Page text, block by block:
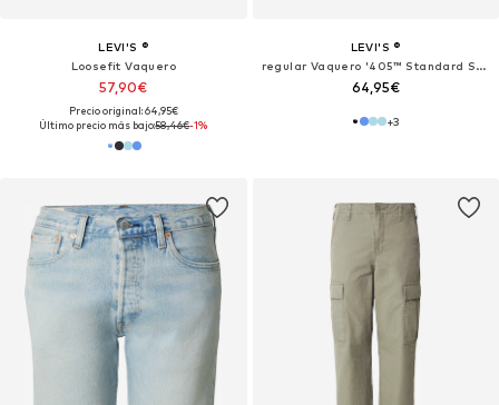
LEVI'S ®
Loosefit Vaquero
57,90€
Precio original: 64,95€
Último precio más bajo:58,46€-1%
LEVI'S ®
regular Vaquero '405™ Standard Shorts'
64,95€
+3